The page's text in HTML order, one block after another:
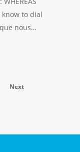
to dial
nous…
Next